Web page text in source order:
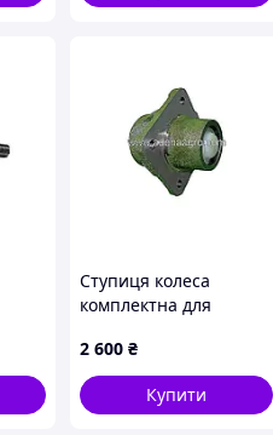
Ступиця колеса
комплектна для
картоплекопачки
Agromet Z609
5609050181
2 600 ₴
Купити